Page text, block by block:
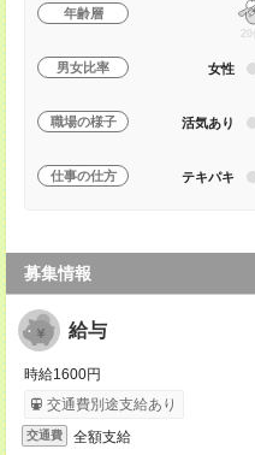
年齢層
20
男女比率 女性
職場の様子 活気あり
仕事の仕方 テキパキ
募集情報
給与
時給1600円
交通費別途支給あり
交通費 全額支給